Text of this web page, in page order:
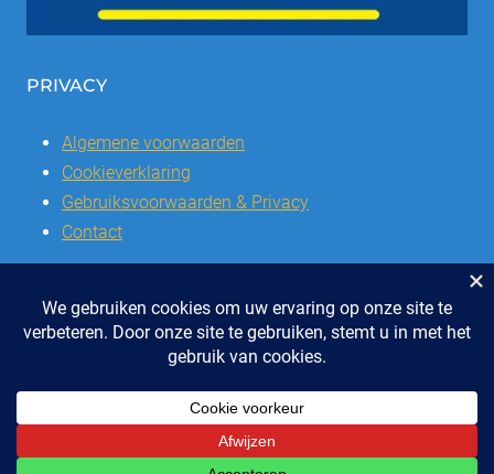
PRIVACY
Algemene voorwaarden
Cookieverklaring
Gebruiksvoorwaarden & Privacy
Contact
© 2026 | Stichting SSCVL | Dorpshuis Het Westhoffhuis: Dorpsstraat
Telefoon: 0318 - 48 2992 | KvK nr: 41047051 | Bank: IBAN: NL47 RABO
0337504016
ONTWERP & REALISATIE EYE-GRAPHICS, OTTERLO